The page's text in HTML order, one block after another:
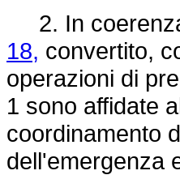
2. In
18, convertito,
operazioni di
1 sono affidate
coordinamento
dell'emergenza